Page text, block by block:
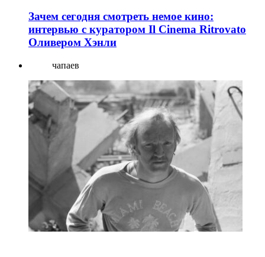
Зачем сегодня смотреть немое кино:
интервью с куратором Il Cinema Ritrovato
Оливером Хэнли
чапаев